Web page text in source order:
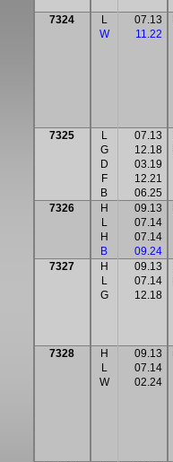
7324
L
W
07.13
11.22
7325
L
G
D
F
B
07.13
12.18
03.19
12.21
06.25
7326
H
L
H
B
09.13
07.14
07.14
09.24
7327
H
L
G
09.13
07.14
12.18
7328
H
L
W
09.13
07.14
02.24